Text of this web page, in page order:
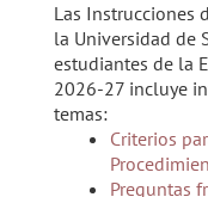
Las Instrucciones
la Universidad de
estudiantes de la
2026-27 incluye
temas:
Criterios
Preguntas